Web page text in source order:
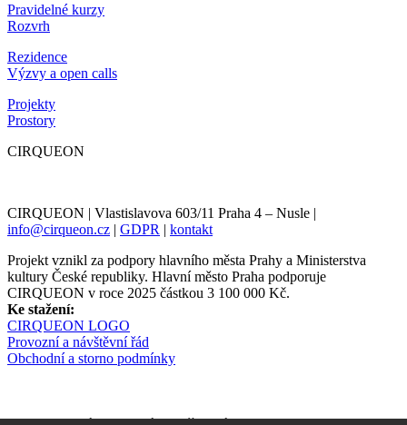
Pravidelné kurzy
Rozvrh
Rezidence
Výzvy a open calls
Projekty
Prostory
CIRQUEON
CIRQUEON | Vlastislavova 603/11 Praha 4 – Nusle |
info@cirqueon.cz | GDPR | kontakt
Projekt vznikl za podpory hlavního města Prahy a Ministerstva
kultury České republiky. Hlavní město Praha podporuje
CIRQUEON v roce 2025 částkou 3 100 000 Kč.
Ke stažení:
CIRQUEON LOGO
Provozní a návštěvní řád
Obchodní a storno podmínky